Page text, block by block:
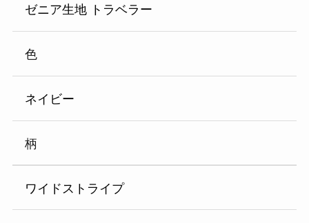
ゼニア生地 トラベラー
色
ネイビー
柄
ワイドストライプ